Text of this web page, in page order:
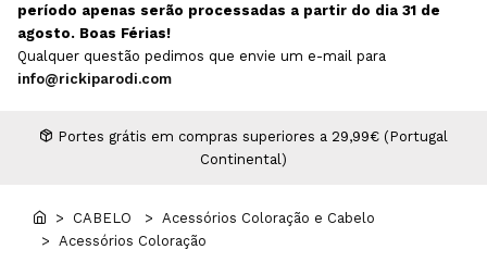
Escovas e Pente
Extensões
MAN WORLD - Espaço Homem
Professional Wear
ROYAL SECRET - Hair Control Plan
Diversos Estética
Equipamentos Depilação
Maquilhagem Profissional
período apenas serão processadas a partir do dia 31 de
agosto. Boas Férias!
Qualquer questão pedimos que envie um e-mail para
info@rickiparodi.com
Portes grátis em compras superiores a 29,99€ (Portugal
Continental)
> CABELO
> Acessórios Coloração e Cabelo
> Acessórios Coloração